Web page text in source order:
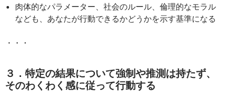
肉体的なパラメーター、社会のルール、倫理的なモラル
なども、あなたが行動できるかどうかを示す基準になる
・・・
３．特定の結果について強制や推測は持たず、
そのわくわく感に従って行動する